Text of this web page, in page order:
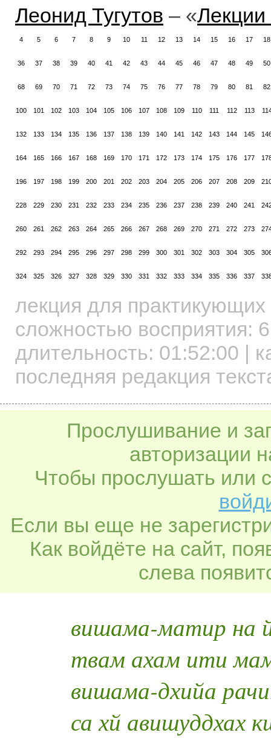
Леонид Тугутов – «
4 5 6 7 8 9 10 11 12 13 14 15 16 17 18
36 37 38 39 40 41 42 43 44 45 46 47 48 49 50
68 69 70 71 72 73 74 75 76 77 78 79 80 81 82
100 101 102 103 104 105 106 107 108 109 110 111 112 113
132 133 134 135 136 137 138 139 140 141 142 143 144 145
164 165 166 167 168 169 170 171 172 173 174 175 176 177
196 197 198 199 200 201 202 203 204 205 206 207 208 209
228 229 230 231 232 233 234 235 236 237 238 239 240 241
260 261 262 263 264 265 266 267 268 269 270 271 272 273
292 293 294 295 296 297 298 299 300 301 302 303 304 305
324 325 326 327 328 329 330 331 332 333 334 335 336 337
лекция для практикующих
сложностью восприятия: 6
длительность: 01:52:00 |
последняя редакция
Прослушивание и
авторизации
Чтобы прослушать или
Если вы еще не
Как войдёте на сайт,
слева
вишама-матир на
твам ахам ити
вишама-дхийа
са хй авишуддхах